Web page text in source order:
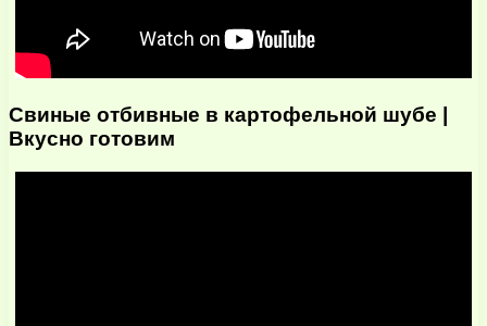
Свиные отбивные в картофельной шубе |
Вкусно готовим